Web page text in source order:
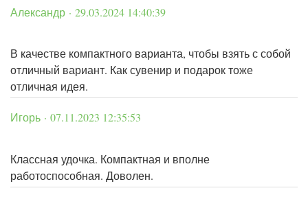
Александр · 29.03.2024 14:40:39
В качестве компактного варианта, чтобы взять с собой
отличный вариант. Как сувенир и подарок тоже
отличная идея.
Игорь · 07.11.2023 12:35:53
Классная удочка. Компактная и вполне
работоспособная. Доволен.